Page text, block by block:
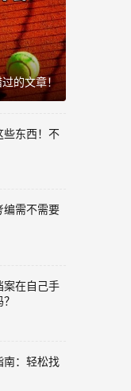
的文章！
些东西！不
编需不需要
案在自己手
南：轻松找